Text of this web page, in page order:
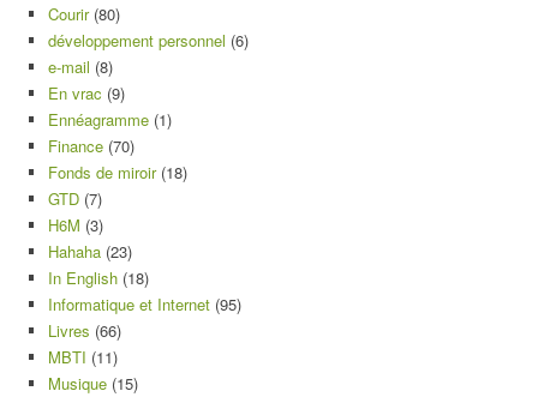
Courir(80)
développement personnel (6)
e-mail (8)
En vrac (9)
Ennéagramme (1)
Finance (70)
Fonds de miroir(18)
GTD (7)
H6M (3)
Hahaha (23)
In English (18)
Informatique et Internet (95)
Livres (66)
MBTI (11)
Musique (15)